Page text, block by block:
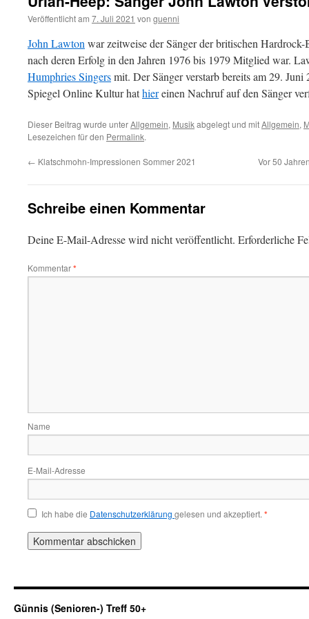
Veröffentlicht am 7. Juli 2021 von guenni
John Lawton war zeitweise der Sänger der britischen
nach deren Erfolg in den Jahren 1976 bis 1979 Mitglied war.
Humphries Singersmit. Der Sänger verstarb bereits am 29.
Spiegel Online Kultur hathiereinen Nachruf auf den Sänger
Dieser Beitrag wurde unterAllgemein, Musikabgelegt und mitAllgemein,
Lesezeichen für den Permalink.
← Klatschmohn-Impressionen Sommer 2021 Vor 50
Schreibe einen Kommentar
Deine E-Mail-Adresse wird nicht veröffentlicht. Erforderliche
Kommentar*
Name
E-Mail-Adresse
Ich habe die Datenschutzerklärung gelesen und akzeptiert. *
Günnis (Senioren-) Treff 50+